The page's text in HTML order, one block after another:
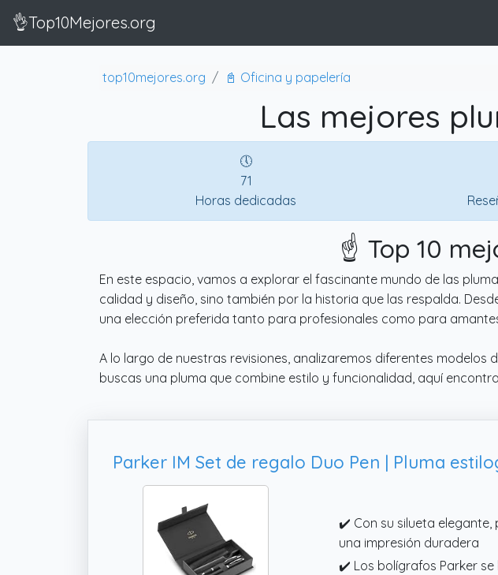
👌Top10Mejores.org
top10mejores.org 📓 Oficina y papelería
Las mejores
🕔
71
Horas dedicadas
☝️ Top 10
En este espacio, vamos a explorar el fascinante mundo de las
calidad y diseño, sino también por la historia que las respalda.
una elección preferida tanto para profesionales como para
A lo largo de nuestras revisiones, analizaremos diferentes
buscas una pluma que combine estilo y funcionalidad, aquí
✔️ Con su silueta elegante,
una impresión duradera
✔️ Los bolígrafos Parker se